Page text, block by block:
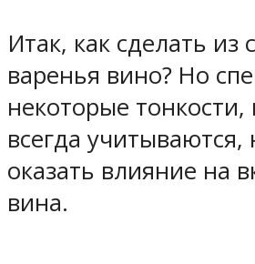
Итак, как сделать из
варенья вино? Но
некоторые
всегда учитываются,
оказать влияние на
вина.